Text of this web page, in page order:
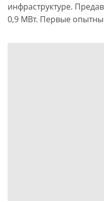
инфраструктуре.
0,9 МВт. Первые